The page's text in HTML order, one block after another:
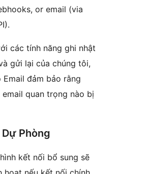
or email (via
các tính năng ghi nhật
gửi lại của chúng tôi,
Email đảm bảo rằng
quan trọng nào bị
Phòng
kết nối bổ sung sẽ